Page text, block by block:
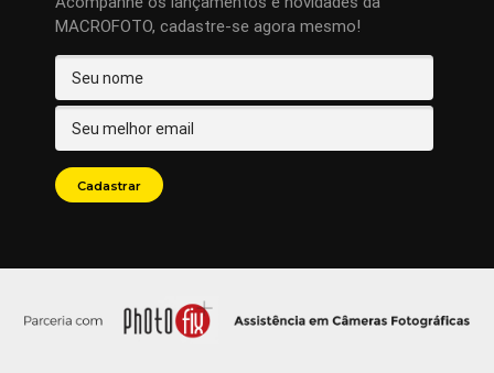
MACROFOTO, cadastre-se agora mesmo!